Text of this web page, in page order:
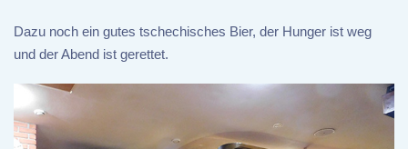
Dazu noch ein gutes tschechisches Bier, der Hunger ist weg
und der Abend ist gerettet.